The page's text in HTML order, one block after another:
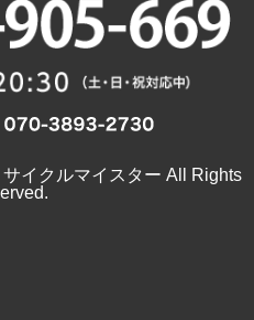
イクルマイスター All Rights